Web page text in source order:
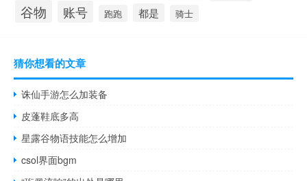
谷物 账号 跑跑 都是 骑士
猜你想看的文章
诛仙手游怎么加装备
皮蓬鞋底多高
星露谷物语技能怎么增加
csol界面bgm